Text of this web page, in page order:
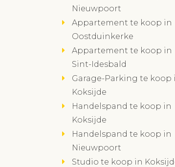
Nieuwpoort
Appartement te koop in
Oostduinkerke
Appartement te koop in
Sint-Idesbald
Garage-Parking te koop
Koksijde
Handelspand te koop in
Koksijde
Handelspand te koop in
Nieuwpoort
Studio te koop in